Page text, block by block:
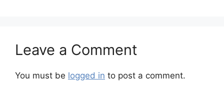
Leave a Comment
You must be logged in to post a comment.